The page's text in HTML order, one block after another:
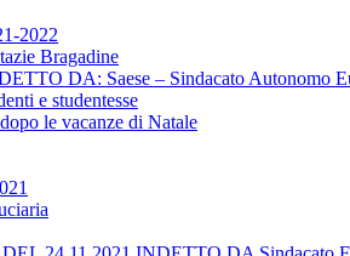
2022
Bragadine
DA: Saese – Sindacato Autonomo
e studentesse
le vacanze di Natale